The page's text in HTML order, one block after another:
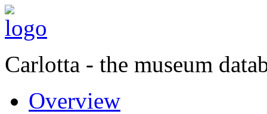
Carlotta - the museum
Overview